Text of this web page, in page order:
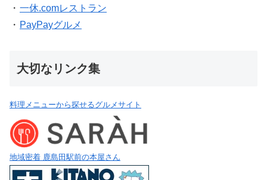
・ 一休.comレストラン
・ PayPayグルメ
大切なリンク集
料理メニューから探せるグルメサイト
地域密着 鹿島田駅前の本屋さん